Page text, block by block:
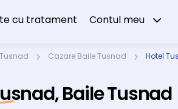
cu tratament Contul meu
Cazare Baile Tusnad Hotel
Baile Tusnad